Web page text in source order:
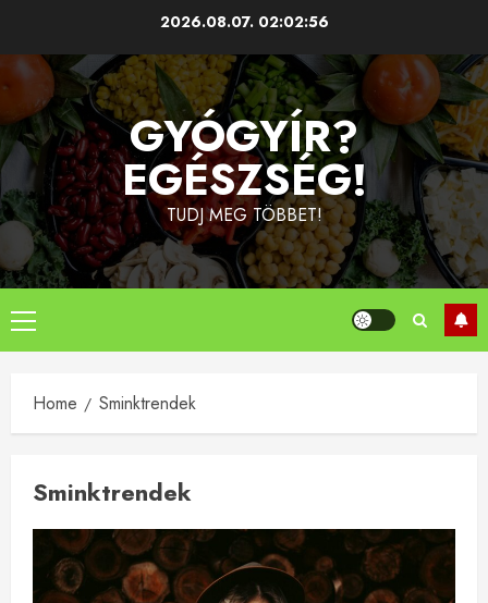
content
2026.08.07. 02:02:57
GYÓGYÍR?
EGÉSZSÉG!
TUDJ MEG TÖBBET!
Primary
Menu
Home Sminktrendek
Sminktrendek